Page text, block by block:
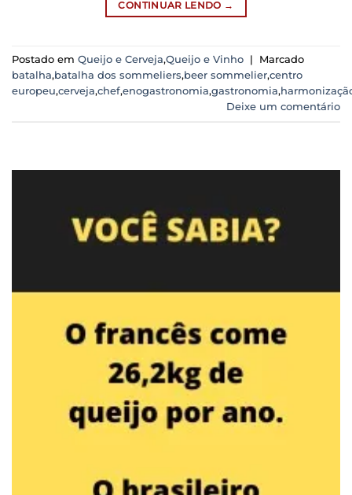
CONTINUAR LENDO →
Postado em Queijo e Cerveja,Queijo e Vinho |
Marcado
batalha,batalha dos sommeliers,beer sommelier,centro
europeu,cerveja,chef,enogastronomia,gastronomia,
Deixe um comentário